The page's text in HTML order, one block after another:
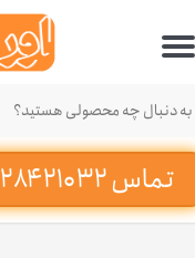
تماس ۳۲ ۲۱۰ ۲۸۴-۰۲۱‌
حساب کاربری من
تغییر گذر واژه
سفارشات
خروج از حساب کاربری